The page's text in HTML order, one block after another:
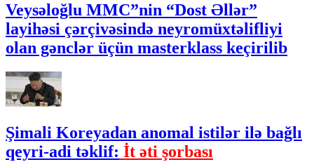
Veysəloğlu MMC”nin “Dost Əllər”
layihəsi çərçivəsində neyromüxtəlifliyi
olan gənclər üçün masterklass keçirilib
Şimali Koreyadan anomal istilər ilə bağlı
qeyri-adi təklif: İt əti şorbası